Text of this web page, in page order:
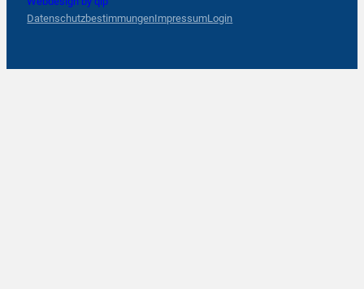
DatenschutzbestimmungenImpressumLogin